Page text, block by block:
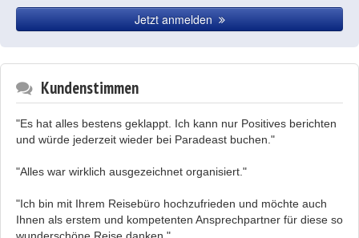
Jetzt anmelden
Kundenstimmen
"Es hat alles bestens geklappt. Ich kann nur Positives berichten
und würde jederzeit wieder bei Paradeast buchen."
"Alles war wirklich ausgezeichnet organisiert."
"Ich bin mit Ihrem Reisebüro hochzufrieden und möchte auch
Ihnen als erstem und kompetenten Ansprechpartner für diese so